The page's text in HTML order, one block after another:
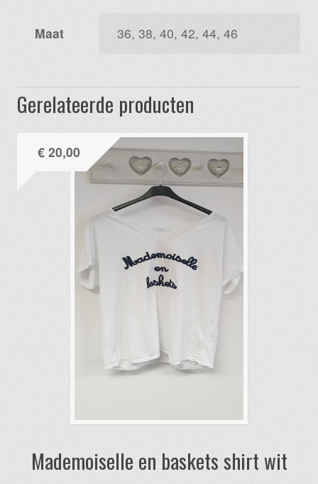
Maat 36, 38, 40, 42, 44, 46
Gerelateerde producten
Mademoiselle en baskets shirt wit
€20,00